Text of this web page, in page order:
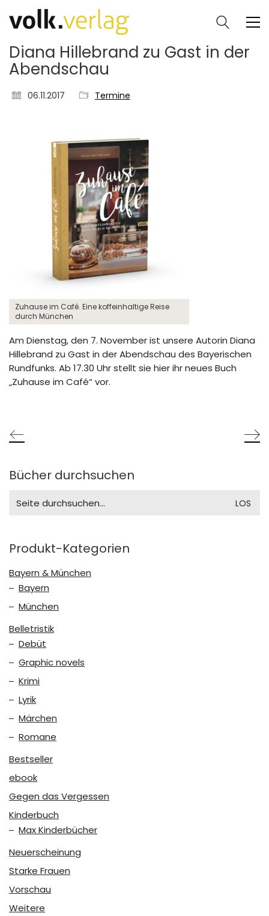
Diana Hillebrand zu Gast in der
Abendschau
06.11.2017 Termine
Zuhause im Café. Eine koffeinhaltige Reise
durch München
Am Dienstag, den 7. November ist unsere Autorin Diana
Hillebrand zu Gast in der Abendschau des Bayerischen
Rundfunks. Ab 17.30 Uhr stellt sie hier ihr neues Buch
„Zuhause im Café“ vor.
Bücher durchsuchen
for:
Produkt-Kategorien
Bayern & München
Bayern
München
Belletristik
Debüt
Graphic novels
Krimi
Lyrik
Märchen
Romane
Bestseller
ebook
Gegen das Vergessen
Kinderbuch
Max Kinderbücher
Neuerscheinung
Starke Frauen
Vorschau
Weitere